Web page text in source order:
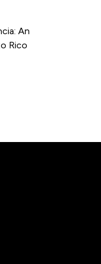
An
Rico